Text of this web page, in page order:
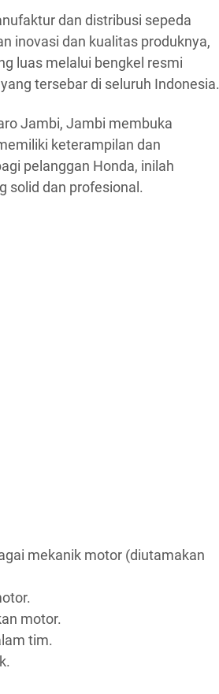
dan distribusi sepeda
inovasi dan kualitas produknya,
luas melalui bengkel resmi
tersebar di seluruh Indonesia.
Jambi, Jambi membuka
keterampilan dan
pelanggan Honda, inilah
solid dan profesional.
mekanik motor (diutamakan
motor.
tim.